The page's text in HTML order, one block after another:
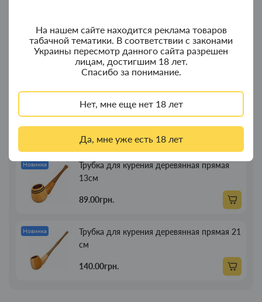
На нашем сайте находится реклама товаров
табачной тематики. В соответствии с законами
Украины пересмотр данного сайта разрешен
лицам, достигшим 18 лет.
Спасибо за понимание.
Нет, мне еще нет 18 лет
Да, мне уже есть 18 лет
Новинка
Колпак для водного "Граната Ф1" - колпак
с дерева
380.00грн.
зажигалкой 20 сиг
Новинка
Трубка для курения деревянная прямая
13см
89.00грн.
Новинка
Трубка для курения деревянная прямая 21
см
140.00грн.